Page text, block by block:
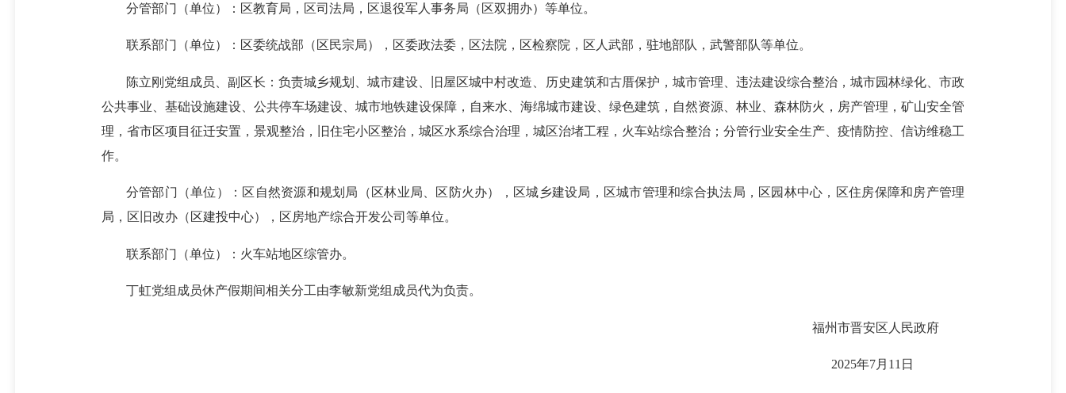
分管部门（单位）：区教育局，区司法局，区退役军人事务局（区双拥办）等单位。
联系部门（单位）：区委统战部（区民宗局），区委政法委，区法院，区检察院，区人武部，驻地部队，武警部队等单位。
陈立刚党组成员、副区长：负责城乡规划、城市建设、旧屋区城中村改造、历史建筑和古厝保护，城市管理、违法建设综合整治，城市园林绿化、市政
公共事业、基础设施建设、公共停车场建设、城市地铁建设保障，自来水、海绵城市建设、绿色建筑，自然资源、林业、森林防火，房产管理，矿山安全管
理，省市区项目征迁安置，景观整治，旧住宅小区整治，城区水系综合治理，城区治堵工程，火车站综合整治；分管行业安全生产、疫情防控、信访维稳工
作。
分管部门（单位）：区自然资源和规划局（区林业局、区防火办），区城乡建设局，区城市管理和综合执法局，区园林中心，区住房保障和房产管理
局，区旧改办（区建投中心），区房地产综合开发公司等单位。
联系部门（单位）：火车站地区综管办。
丁虹党组成员休产假期间相关分工由李敏新党组成员代为负责。
福州市晋安区人民政府
2025年7月11日